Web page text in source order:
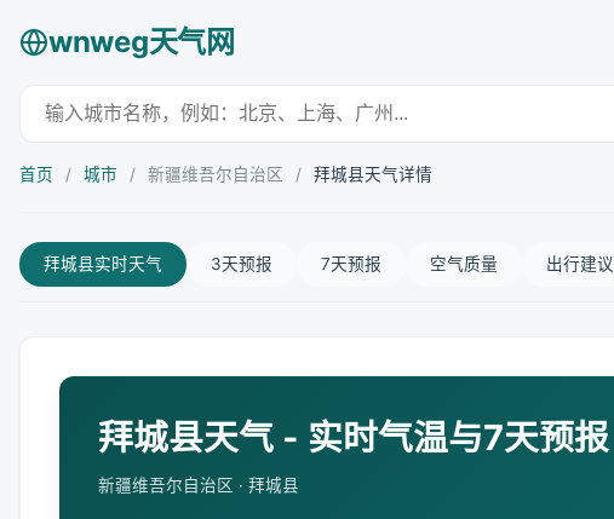
wnweg天气网
首页 / 城市 / 新疆维吾尔自治区 / 拜城县天气详情
拜城县实时天气 3天预报 7天预报 空气质量 出行建议
拜城县天气 - 实时气温与7天预报
新疆维吾尔自治区 · 拜城县